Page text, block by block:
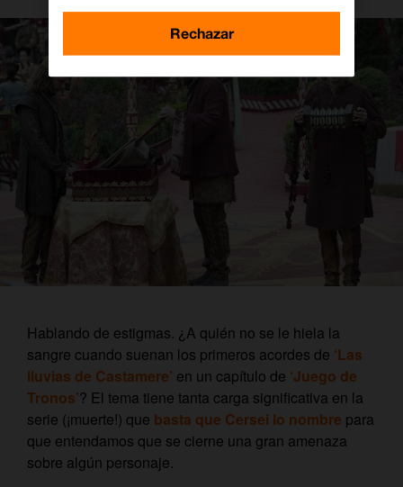
Hablando de estigmas. ¿A quién no se le hiela la
sangre cuando suenan los primeros acordes de ‘Las
lluvias de Castamere’ en un capítulo de ‘Juego de
Tronos’? El tema tiene tanta carga significativa en la
serie (¡muerte!) que basta que Cersei lo nombre para
que entendamos que se cierne una gran amenaza
sobre algún personaje.
Rechazar